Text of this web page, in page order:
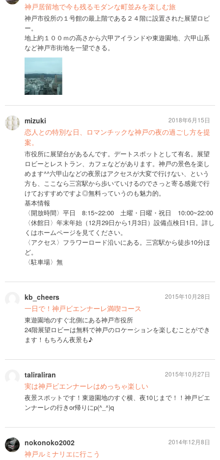
神戸居留地で今も残るモダンな町並みを楽しむ旅
神戸市役所の１号館の最上階である２４階に設置された展望ロビ
ー。
地上約１００ｍの高さから六甲アイランドや東遊園地、六甲山系
など神戸市街地を一望できる。
mizuki
恋人との特別な日、ロマンチックな神戸の夜の過ごし方を提
案。
市役所に展望台があるんです。デートスポットとして有名。展望
ロビーとレストラン、カフェなどがあります。神戸の景色を楽し
めます^^六甲山などの夜景はアクセスが大変で行けない、という
方も、ここなら三宮駅から歩いていけるのでさっと寄る感覚で行
けておすすめですよ◎無料っていうのも魅力的。
基本情報
〈開放時間〉平日 8:15~22:00 土曜・日曜・祝日 10:00~22:00
〈休館日〉年末年始（12月29日から1月3日）設備点検日1日。詳し
くはホームページを見てください。
〈アクセス〉フラワーロード沿いにある。三宮駅から徒歩10分ほ
ど。
〈駐車場〉無
2018年6月15日
kb_cheers
一日で！神戸ビエンナーレ満喫コース
東遊園地のすぐ北側にある神戸市役所
24階展望ロビーは無料で神戸のロケーションを楽しむことができ
ます！もちろん夜景も♪
2015年10月28日
taliraliran
実は神戸ビエンナーレはめっちゃ楽しい
夜景スポットです！東遊園地のすぐ横、夜10じまで！！神戸ビエ
ンナーレの行きor帰りにp(^_^)q
2015年10月27日
nokonoko2002
神戸ルミナリエに行こう
2014年12月8日